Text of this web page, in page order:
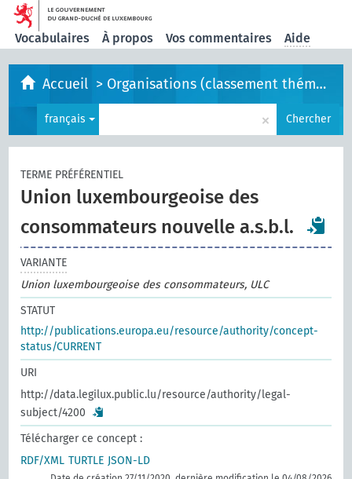
Vocabulaires À propos Vos commentaires Aide
Accueil > Organisations (classement thématique)
français × Chercher
TERME PRÉFÉRENTIEL
Union luxembourgeoise des
consommateurs nouvelle a.s.b.l.
VARIANTE
Union luxembourgeoise des consommateurs, ULC
STATUT
http://publications.europa.eu/resource/authority/concept-
status/CURRENT
URI
http://data.legilux.public.lu/resource/authority/legal-
subject/4200
Télécharger ce concept :
RDF/XML TURTLE JSON-LD